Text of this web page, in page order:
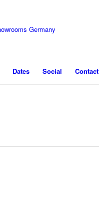
Dates Social Contact